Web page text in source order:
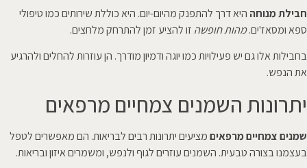
חבילת מנוחה היא דרך להתפנק מהיום-יום. היא כוללת שירותים כמו טיפולי
ספא ומסאז'ים.מהות חופשה זו להציע זמן להתרחק מלחצים.
בחבילות אלו גם יש פעילויות כמו יוגה ודמיון מודרך. הן עוזרות להחלים ולהרגיע
את הנפש.
יתרונות השמנים צמחיים מרפאים
שמנים צמחיים מרפאיםמציעים יתרונות רבים לבריאות. הם מאפשרים לטפל
בעצמנו בצורה טבעית. השמנים עוזרים לגוף ולנפש, ומשמרים איזון ובריאות.